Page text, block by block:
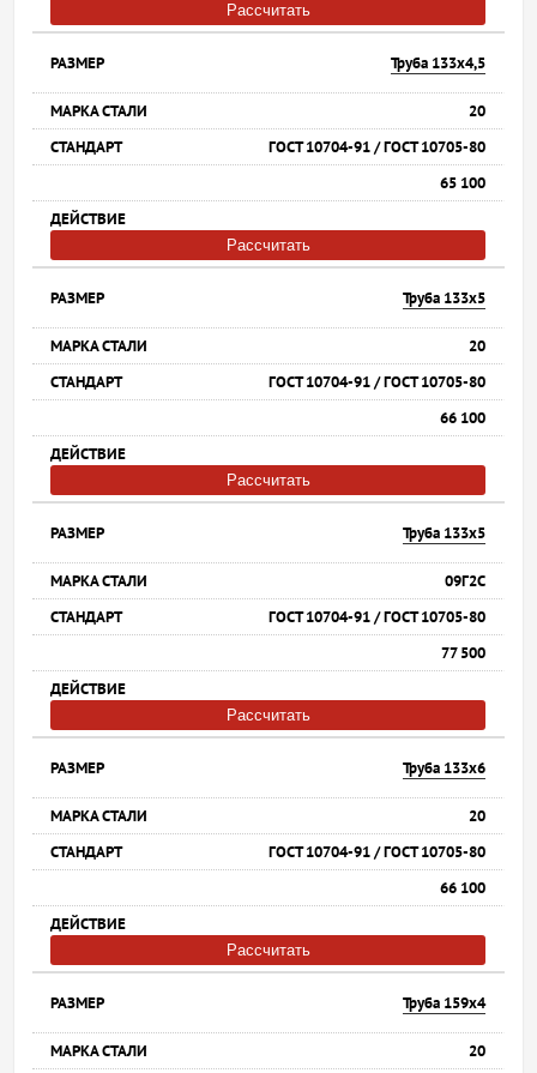
Рассчитать
Труба 133х4,5
20
ГОСТ 10704-91 / ГОСТ 10705-80
65 100
Рассчитать
Труба 133х5
20
ГОСТ 10704-91 / ГОСТ 10705-80
66 100
Рассчитать
Труба 133х5
09Г2С
ГОСТ 10704-91 / ГОСТ 10705-80
77 500
Рассчитать
Труба 133х6
20
ГОСТ 10704-91 / ГОСТ 10705-80
66 100
Рассчитать
Труба 159х4
20